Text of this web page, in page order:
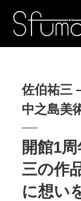
佐伯祐三
中之島美
開館1
三の作
に想い